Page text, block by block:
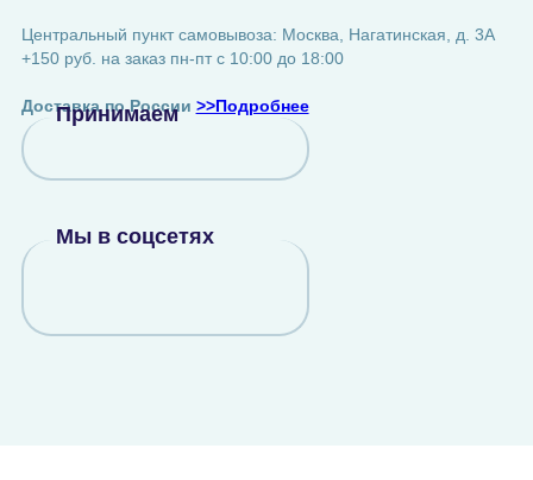
Центральный пункт самовывоза: Москва, Нагатинская, д. 3А
+150 руб. на заказ пн-пт с 10:00 до 18:00
Доставка по России >>Подробнее
Принимаем
Мы в соцсетях